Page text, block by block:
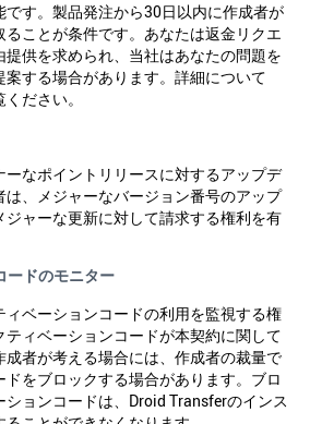
す。製品発注から30日以内に作成者が
ことが条件です。あなたは返金リクエ
供を求められ、当社はあなたの問題を
する場合があります。詳細について
ださい。
なポイントリリースに対するアップデ
は、メジャーなバージョン番号のアップ
ャーな更新に対して請求する権利を有
ードのモニター
ベーションコードの利用を監視する権
ィベーションコードが本契約に関して
者が考える場合には、作成者の裁量で
をブロックする場合があります。ブロ
ションコードは、Droid Transferのインス